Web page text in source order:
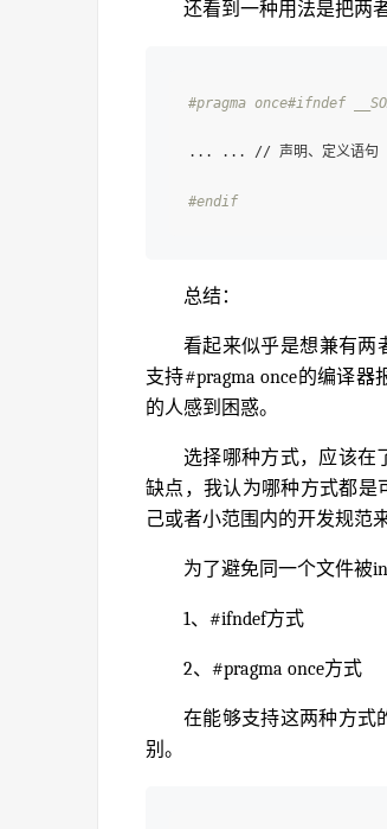
还看到一种用法是把两
#pragma once#ifndef
... ... // 声明、定义语句
#endif
总结：
看起来似乎是想兼有两
支持#pragma once的编译
的人感到困惑。
选择哪种方式，应该在
缺点，我认为哪种方式都是
己或者小范围内的开发规范
为了避免同一个文件被
1、#ifndef方式
2、#pragma once方式
在能够支持这两种方式
别。